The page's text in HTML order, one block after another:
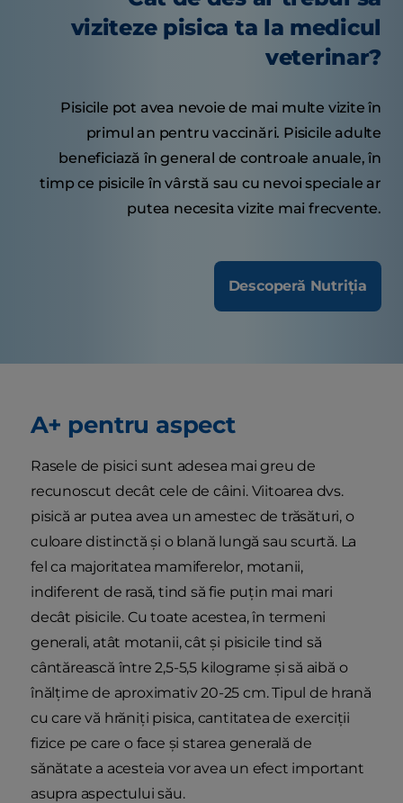
viziteze pisica ta la medicul
veterinar?
Pisicile pot avea nevoie de mai multe vizite în
primul an pentru vaccinări. Pisicile adulte
beneficiază în general de controale anuale, în
timp ce pisicile în vârstă sau cu nevoi speciale ar
putea necesita vizite mai frecvente.
Descoperă Nutriția
A+ pentru aspect
Rasele de pisici sunt adesea mai greu de
recunoscut decât cele de câini. Viitoarea dvs.
pisică ar putea avea un amestec de trăsături, o
culoare distinctă și o blană lungă sau scurtă. La
fel ca majoritatea mamiferelor, motanii,
indiferent de rasă, tind să fie puțin mai mari
decât pisicile. Cu toate acestea, în termeni
generali, atât motanii, cât și pisicile tind să
cântărească între 2,5-5,5 kilograme și să aibă o
înălțime de aproximativ 20-25 cm. Tipul de hrană
cu care vă hrăniți pisica, cantitatea de exerciții
fizice pe care o face și starea generală de
sănătate a acesteia vor avea un efect important
asupra aspectului său.